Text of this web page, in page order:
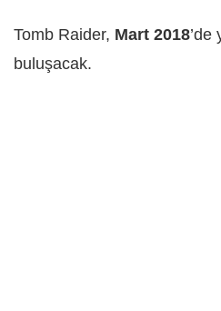
Tomb Raider, Mart 2018’de
buluşacak.